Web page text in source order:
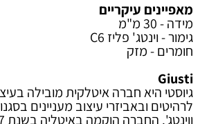
מאפיינים עיקריים
מידה - 30 מ"מ
גימור - וינטג' פליז C6
חומרים - מזק
Giusti
גיוסטי היא חברה איטלקית מובילה
לרהיטים ובאביזרי עיצוב מעניינים